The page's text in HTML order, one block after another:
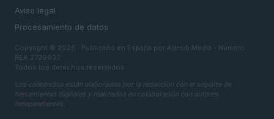
Aviso legal
Procesamiento de datos
Copyright © 2026 · Publicado en España por AdHub Media - Numero
REA 2729933
Todos los derechos reservados
Los contenidos están elaborados por la redacción con el soporte de
herramientas digitales y realizados en colaboración con autores
independientes.